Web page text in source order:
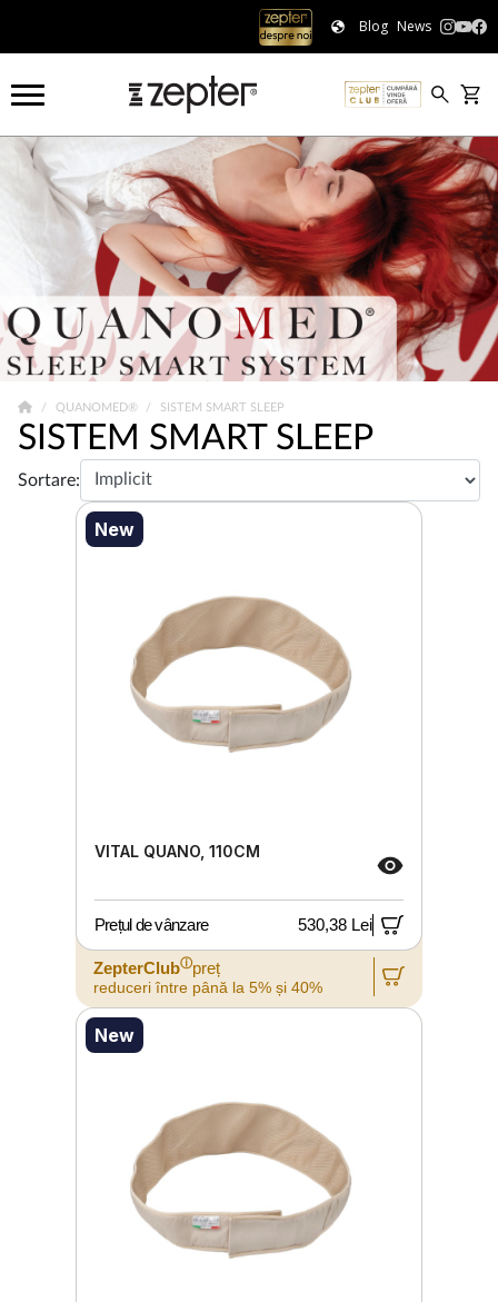
Blog News
QUANOMED® SISTEM SMART SLEEP
SISTEM SMART SLEEP
Sortare:
New
VITAL QUANO, 110CM
Prețul de vânzare 530,38 Lei
ZepterClubⓘpreț
reduceri între până la 5% și 40%
New